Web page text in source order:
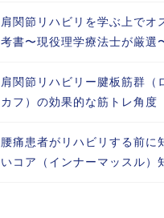
肩関節リハビリを学ぶ上でオ
考書〜現役理学療法士が厳選
肩関節リハビリー腱板筋群（
カフ）の効果的な筋トレ角度
腰痛患者がリハビリする前に
いコア（インナーマッスル）